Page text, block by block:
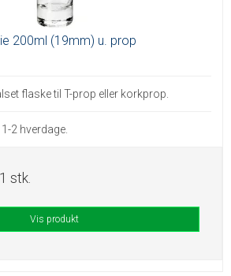
200ml (19mm) u. prop
flaske til T-prop eller korkprop.
2 hverdage.
stk.
Vis produkt